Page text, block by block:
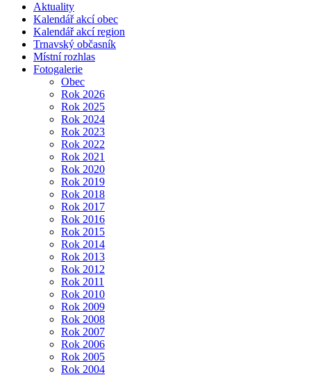
Aktuality
Kalendář akcí obec
Kalendář akcí region
Trnavský občasník
Místní rozhlas
Fotogalerie
Obec
Rok 2026
Rok 2025
Rok 2024
Rok 2023
Rok 2022
Rok 2021
Rok 2020
Rok 2019
Rok 2018
Rok 2017
Rok 2016
Rok 2015
Rok 2014
Rok 2013
Rok 2012
Rok 2011
Rok 2010
Rok 2009
Rok 2008
Rok 2007
Rok 2006
Rok 2005
Rok 2004